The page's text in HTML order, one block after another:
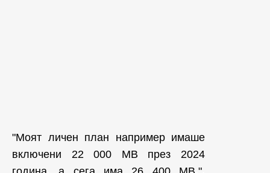
"Моят личен план например имаше
включени 22 000 MB през 2024